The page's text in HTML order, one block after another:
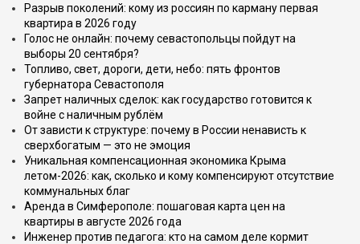
Разрыв поколений: кому из россиян по карману первая
квартира в 2026 году
Голос не онлайн: почему севастопольцы пойдут на
выборы 20 сентября?
Топливо, свет, дороги, дети, небо: пять фронтов
губернатора Севастополя
Запрет наличных сделок: как государство готовится к
войне с наличным рублём
От зависти к структуре: почему в России ненависть к
сверхбогатым — это не эмоция
Уникальная компенсационная экономика Крыма
летом-2026: как, сколько и кому компенсируют отсутствие
коммунальных благ
Аренда в Симферополе: пошаговая карта цен на
квартиры в августе 2026 года
Инженер против педагога: кто на самом деле кормит